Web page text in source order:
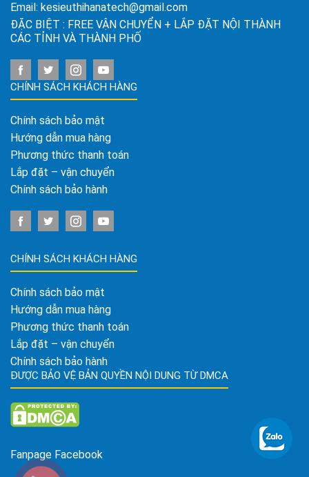
Email: kesieuthihanatech@gmail.com
ĐẶC BIỆT : FREE VẬN CHUYỂN + LẮP ĐẶT NỘI THÀNH
CÁC TỈNH VÀ THÀNH PHỐ
CHÍNH SÁCH KHÁCH HÀNG
Chính sách bảo mật
Hướng dẫn mua hàng
Phương thức thanh toán
Lắp đặt – vận chuyển
Chính sách bảo hành
CHÍNH SÁCH KHÁCH HÀNG
Chính sách bảo mật
Hướng dẫn mua hàng
Phương thức thanh toán
Lắp đặt – vận chuyển
Chính sách bảo hành
ĐƯỢC BẢO VỆ BẢN QUYỀN NỘI DUNG TỪ DMCA
Fanpage Facebook